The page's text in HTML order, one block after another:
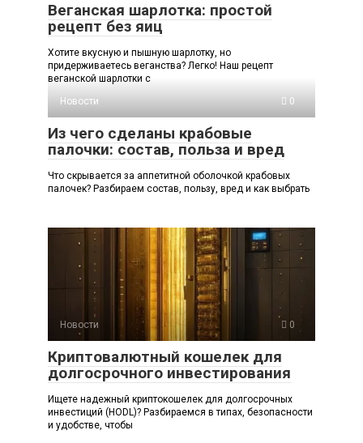
Веганская шарлотка: простой
рецепт без яиц
Хотите вкусную и пышную шарлотку, но
придерживаетесь веганства? Легко! Наш рецепт
веганской шарлотки с
Новости
0
Из чего сделаны крабовые
палочки: состав, польза и вред
Что скрывается за аппетитной оболочкой крабовых
палочек? Разбираем состав, пользу, вред и как выбрать
Новости 0
Криптовалютный кошелек для
долгосрочного инвестирования
Ищете надежный криптокошелек для долгосрочных
инвестиций (HODL)? Разбираемся в типах, безопасности
и удобстве, чтобы